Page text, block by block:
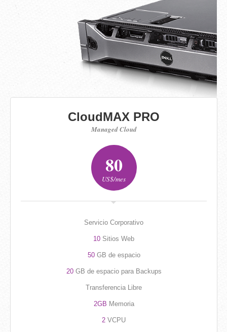
CloudMAX PRO
Managed Cloud
80
US$/mes
Servicio Corporativo
10 Sitios Web
50 GB de espacio
20 GB de espacio para Backups
Transferencia Libre
2GB Memoria
2 VCPU